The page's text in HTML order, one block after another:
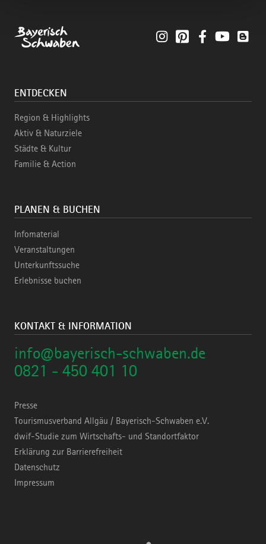
InstagramPinterestFacebookYouTube
ENTDECKEN
Region & Highlights
Aktiv & Naturziele
Städte & Kultur
Familie & Action
PLANEN & BUCHEN
Infomaterial
Veranstaltungen
Unterkunftssuche
Erlebnisse buchen
KONTAKT & INFORMATION
info@bayerisch-schwaben.de
0821 - 450 401 10
Presse
Tourismusverband Allgäu / Bayerisch-Schwaben e.V.
dwif-Studie zum Wirtschafts- und Standortfaktor
Erklärung zur Barrierefreiheit
Datenschutz
Impressum